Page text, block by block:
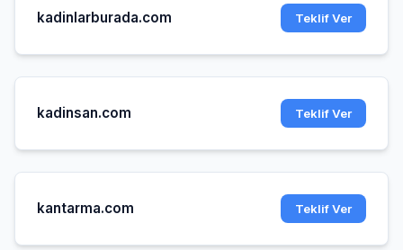
kadinlarburada.com Teklif Ver
kadinsan.com Teklif Ver
kantarma.com Teklif Ver